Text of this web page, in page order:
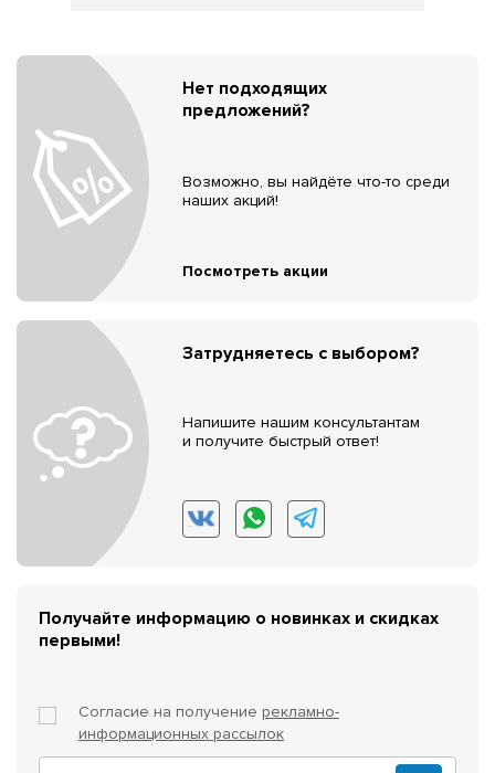
Нет подходящих
предложений?
Возможно, вы найдёте что-то среди
наших акций!
Посмотреть акции
Затрудняетесь с выбором?
Напишите нашим консультантам
и получите быстрый ответ!
Получайте информацию о новинках и скидках
первыми!
Согласие на получение рекламно-
информационных рассылок